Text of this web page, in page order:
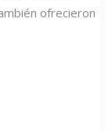
ofrecieron